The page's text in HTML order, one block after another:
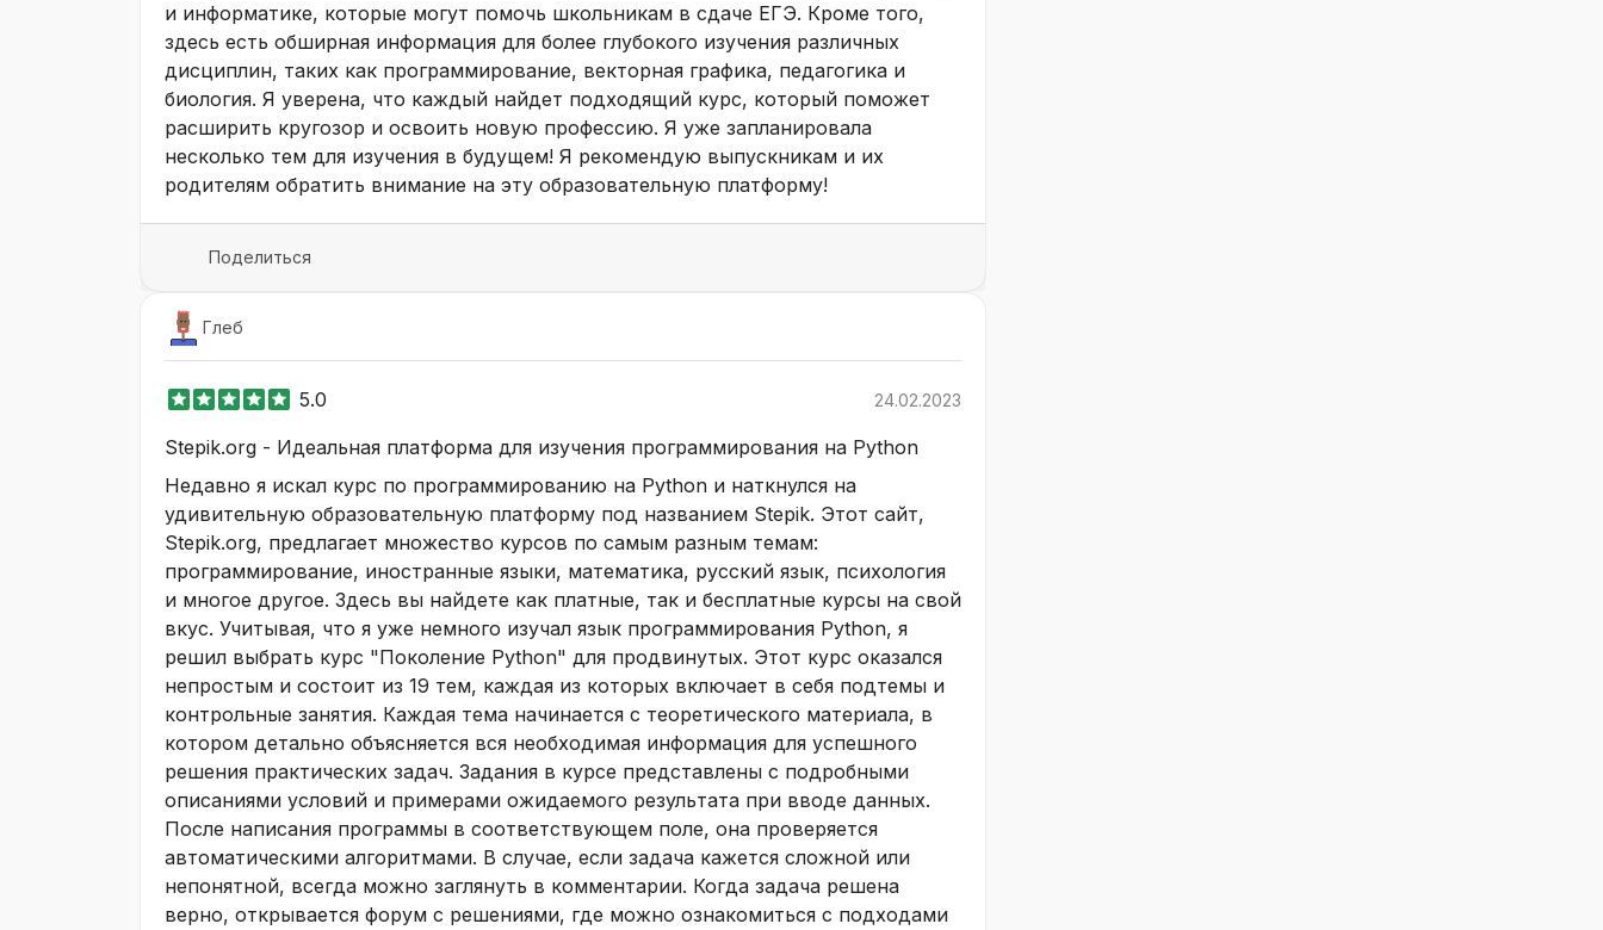
и информатике, которые могут помочь школьникам в сдаче ЕГЭ. Кроме того,
здесь есть обширная информация для более глубокого изучения различных
дисциплин, таких как программирование, векторная графика, педагогика и
биология. Я уверена, что каждый найдет подходящий курс, который поможет
расширить кругозор и освоить новую профессию. Я уже запланировала
несколько тем для изучения в будущем! Я рекомендую выпускникам и их
родителям обратить внимание на эту образовательную платформу!
Поделиться
Глеб
5.0 24.02.2023
Stepik.org - Идеальная платформа для изучения программирования на Python
Недавно я искал курс по программированию на Python и наткнулся на
удивительную образовательную платформу под названием Stepik. Этот сайт,
Stepik.org, предлагает множество курсов по самым разным темам:
программирование, иностранные языки, математика, русский язык, психология
и многое другое. Здесь вы найдете как платные, так и бесплатные курсы на свой
вкус. Учитывая, что я уже немного изучал язык программирования Python, я
решил выбрать курс "Поколение Python" для продвинутых. Этот курс оказался
непростым и состоит из 19 тем, каждая из которых включает в себя подтемы и
контрольные занятия. Каждая тема начинается с теоретического материала, в
котором детально объясняется вся необходимая информация для успешного
решения практических задач. Задания в курсе представлены с подробными
описаниями условий и примерами ожидаемого результата при вводе данных.
После написания программы в соответствующем поле, она проверяется
автоматическими алгоритмами. В случае, если задача кажется сложной или
непонятной, всегда можно заглянуть в комментарии. Когда задача решена
верно, открывается форум с решениями, где можно ознакомиться с подходами